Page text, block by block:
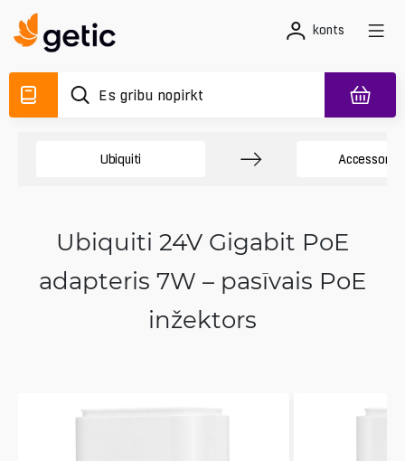
konts
Ubiquiti Accessory
Ubiquiti 24V Gigabit PoE
adapteris 7W – pasīvais PoE
inžektors